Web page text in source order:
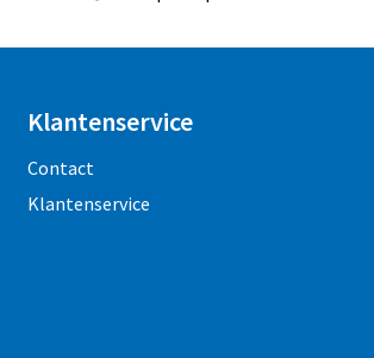
Klantenservice
Contact
Klantenservice